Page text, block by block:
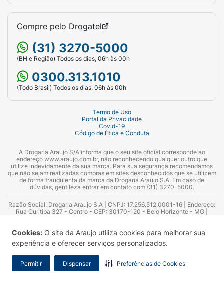
Cookies: O site da Araujo utiliza cookies para melhorar sua
experiência e oferecer serviços personalizados.
Permitir Dispensar Preferências de Cookies
Compre pelo Drogatel
(31) 3270-5000
(BH e Região) Todos os dias, 06h às 00h
0300.313.1010
(Todo Brasil) Todos os dias, 06h às 00h
Termo de Uso
Portal da Privacidade
Covid-19
Código de Ética e Conduta
A Drogaria Araujo S/A informa que o seu site oficial corresponde ao
endereço www.araujo.com.br, não reconhecendo qualquer outro que
utilize indevidamente da sua marca. Para sua segurança recomendamos
que não sejam realizadas compras em sites desconhecidos que se utilizem
de forma fraudulenta da marca da Drogaria Araujo S.A. Em caso de
dúvidas, gentileza entrar em contato com (31) 3270-5000.
Razão Social: Drogaria Araujo S.A | CNPJ: 17.256.512.0001-16 | Endereço:
Rua Curitiba 327 - Centro - CEP: 30170-120 - Belo Horizonte - MG |
Azevedo Guimarães – CRF 10.965 | Yasmin Silva Alvarenga – CRF 52.584 -
Consultor substituto: Thiago Aguiar Pinheiro - CRF Nº 13.748. Alvará
Sanitário: 2025020713 | Autorização de Funcionamento da Empresa (AFE):